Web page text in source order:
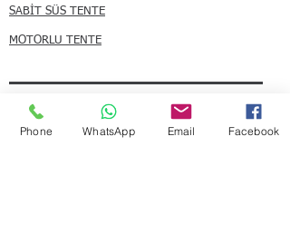
SABİT SÜS TENTE
MOTORLU TENTE
Haberler & Yayınlar
Phone WhatsApp Email Facebook